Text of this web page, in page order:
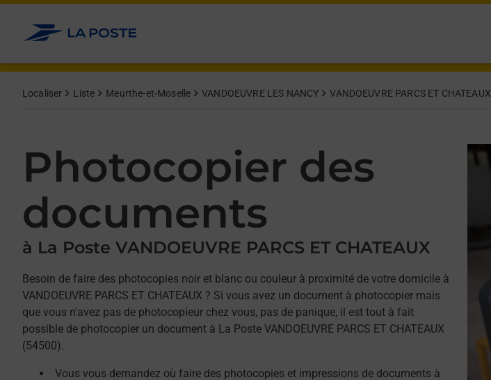
Allez au contenu
Localiser Liste Meurthe-et-Moselle VANDOEUVRE LES NANCY VANDOEUVRE PARCS ET CHATEAUX
Photocopier des
documents
à La Poste VANDOEUVRE PARCS ET CHATEAUX
Besoin de faire des photocopies noir et blanc ou couleur à proximité de votre domicile à
VANDOEUVRE PARCS ET CHATEAUX ? Si vous avez un document à photocopier mais
que vous n'avez pas de photocopieur chez vous, pas de panique, il est tout à fait
possible de photocopier un document à La Poste VANDOEUVRE PARCS ET CHATEAUX
(54500).
Vous vous demandez où faire des photocopies et impressions de documents à
Afficher ou masquer la réponse
Afficher ou masquer la réponse
Afficher ou masquer la réponse